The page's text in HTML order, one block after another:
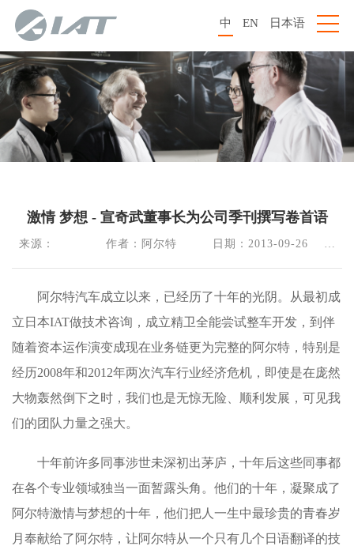
中 EN 日本语
激情 梦想 - 宣奇武董事长为公司季刊撰写卷首语
来源：             作者：阿尔特         日期：2013-09-26    阅
阿尔特汽车成立以来，已经历了十年的光阴。从最初成
立日本IAT做技术咨询，成立精卫全能尝试整车开发，到伴
随着资本运作演变成现在业务链更为完整的阿尔特，特别是
经历2008年和2012年两次汽车行业经济危机，即使是在庞然
大物轰然倒下之时，我们也是无惊无险、顺利发展，可见我
们的团队力量之强大。
十年前许多同事涉世未深初出茅庐，十年后这些同事都
在各个专业领域独当一面暂露头角。他们的十年，凝聚成了
阿尔特激情与梦想的十年，他们把人一生中最珍贵的青春岁
月奉献给了阿尔特，让阿尔特从一个只有几个日语翻译的技